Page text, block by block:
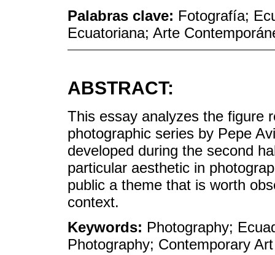
Palabras clave: Fotografía;
Ecuatoriana; Arte
ABSTRACT:
This essay analyzes the figure
photographic series by Pepe
developed during the second
particular aesthetic in
public a theme that is worth
context.
Keywords: Photography;
Photography; Contemporary Art